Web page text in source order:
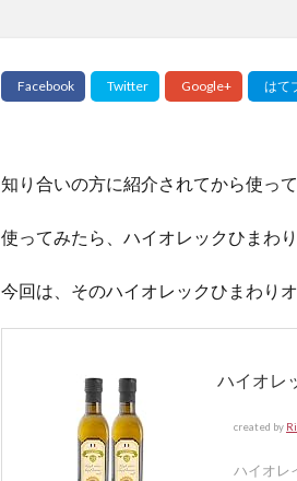
知り合いの方に紹介されてから使っ
使ってみたら、ハイオレックひまわ
今回は、そのハイオレックひまわり
ハイオレ
created by
ハイオレ